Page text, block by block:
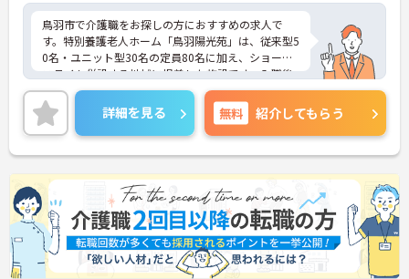
鳥羽市で介護職をお探しの方におすすめの求人で
す。特別養護老人ホーム「鳥羽陽光苑」は、従来型5
0名・ユニット型30名の定員80名に加え、ショート
ステイも併設する地域に根差した施設です。入職後
は1～3か月程度、先輩職員がマンツーマンでサポー
トしてくださるため、ブランクがある方や経験に不
安のある方も安心してスタートできます。
また、住宅手当が全職員に支給される点や、賞与年
3回・前年度実績4.0か月分、資格取得支援制度が充
実している点も大きな魅力です。実務者研修や介護
福祉士、喀痰吸引等研修の費用を法人負担でサポー
トしており、働きながらスキルアップを目指せる環
境が整っています。
「長く介護の仕事を続けたい」「安定した法人でキ
ャリアを築きたい」という方には特におすすめの求
人です。職場見学も可能ですので、まずは施設の雰
詳細を見る 無料 紹介してもらう